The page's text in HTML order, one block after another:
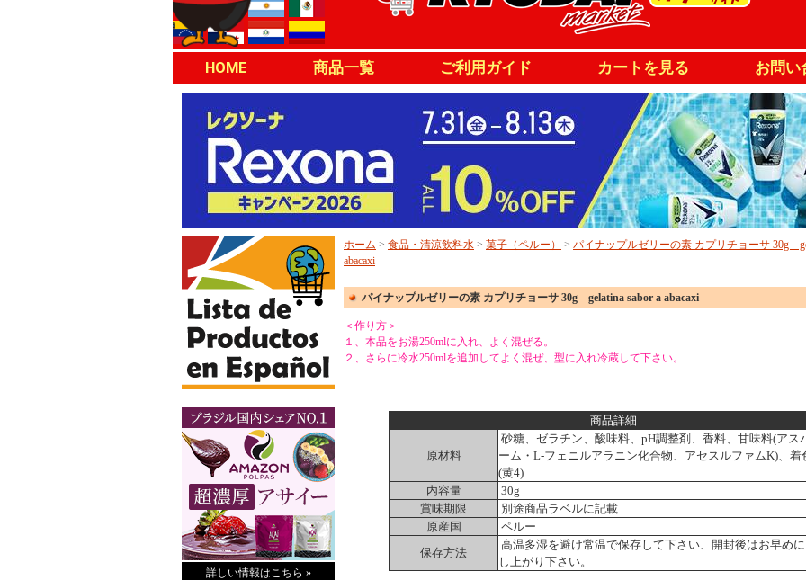
HOME 商品一覧 ご利用ガイド カートを見る お問い
詳しい情報はこちら »
ホーム > 食品・清涼飲料水 > 菓子（ペルー） > パイナップルゼリーの素 カプリチョーサ 30g
abacaxi
パイナップルゼリーの素 カプリチョーサ 30g gelatina sabor a abacaxi
＜作り方＞
１、本品をお湯250mlに入れ、よく混ぜる。
２、さらに冷水250mlを追加してよく混ぜ、型に入れ冷蔵して下さい。
商品詳細
原材料
砂糖、ゼラチン、酸味料、pH調整剤、香料、甘味料(アス
ーム・L-フェニルアラニン化合物、アセスルファムK)、着
(黄4)
内容量
30g
賞味期限
別途商品ラベルに記載
原産国
ペルー
保存方法
高温多湿を避け常温で保存して下さい、開封後はお早め
し上がり下さい。